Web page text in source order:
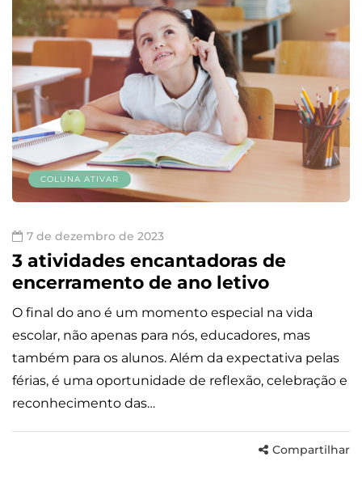
COLUNA ATIVAR
7 de dezembro de 2023
3 atividades encantadoras de
encerramento de ano letivo
O final do ano é um momento especial na vida
escolar, não apenas para nós, educadores, mas
também para os alunos. Além da expectativa pelas
férias, é uma oportunidade de reflexão, celebração e
reconhecimento das…
Compartilhar